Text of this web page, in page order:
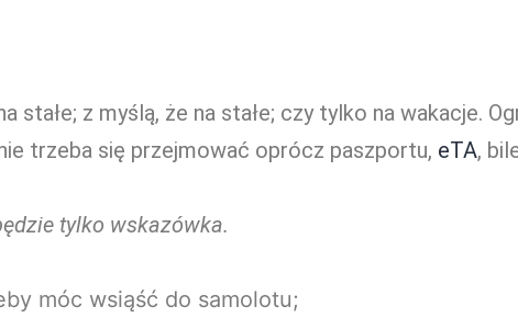
stałe; z myślą, że na stałe; czy tylko na wakacje.
trzeba się przejmować oprócz paszportu, eTA,
tylko wskazówka.
móc wsiąść do samolotu;